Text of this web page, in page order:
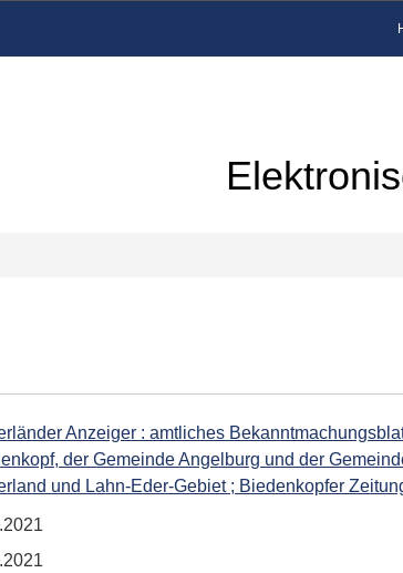
Anzeiger : amtliches
der Gemeinde Angelburg und der
und Lahn-Eder-Gebiet ; Biedenkopfer